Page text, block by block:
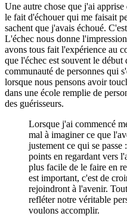
Une autre chose que j'ai apprise
le fait d'échouer qui me faisait
sachent que j'avais échoué.
L'échec nous donne
avons tous fait l'expérience au
que l'échec est souvent le
communauté de personnes qui
lorsque nous pensons avoir
dans une école remplie de
des guérisseurs.
Lorsque j'ai commencé
mal à imaginer ce que
justement ce qui se
points en regardant vers
plus facile de le faire en
est important, c'est de
rejoindront à l'avenir.
refléter notre véritable
voulons accomplir.